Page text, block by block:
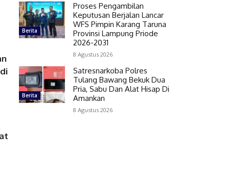
Berita
Proses Pengambilan
Keputusan Berjalan Lancar
WFS Pimpin Karang Taruna
Provinsi Lampung Priode
2026-2031
8 Agustus 2026
Berita
Satresnarkoba Polres
Tulang Bawang Bekuk Dua
Pria, Sabu Dan Alat Hisap Di
Amankan
8 Agustus 2026